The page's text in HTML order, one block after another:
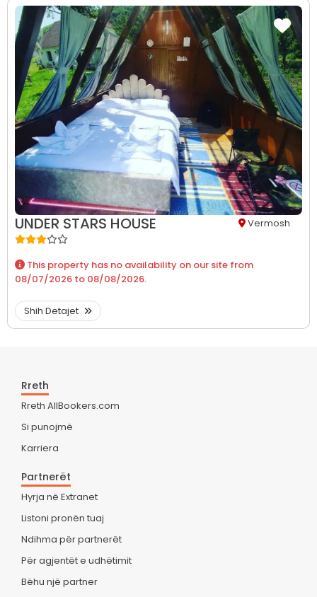
UNDER STARS HOUSE Vermosh
This property has no availability on our site from
08/07/2026 to 08/08/2026.
Shih Detajet
Rreth
Rreth AllBookers.com
Si punojmë
Karriera
Partnerët
Hyrja në Extranet
Listoni pronën tuaj
Ndihma për partnerët
Për agjentët e udhëtimit
Bëhu një partner